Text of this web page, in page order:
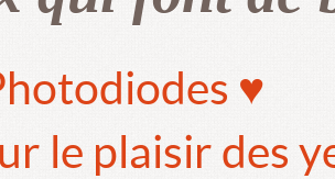
♥
le plaisir des